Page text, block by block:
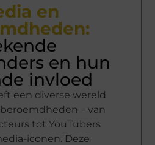
en
en hun
invloed
een diverse wereld
– van
tot YouTubers
iconen. Deze